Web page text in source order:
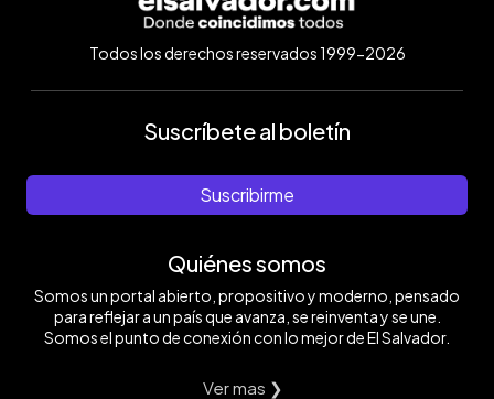
Todos los derechos reservados 1999-2026
Suscríbete al boletín
Suscribirme
Quiénes somos
Somos un portal abierto, propositivo y moderno, pensado
para reflejar a un país que avanza, se reinventa y se une.
Somos el punto de conexión con lo mejor de El Salvador.
Ver mas ❯